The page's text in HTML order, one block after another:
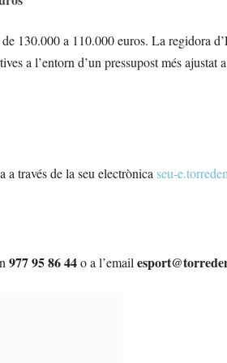
130.000 a 110.000 euros. La regidora
a l’entorn d’un pressupost més ajustat
a través de la seu electrònicaseu-
977 95 86 44o a l’email